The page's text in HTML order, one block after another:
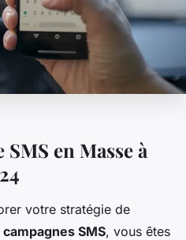
en Masse à
votre stratégie de
campagnes SMS, vous êtes